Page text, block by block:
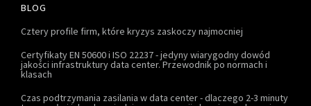
BLOG
Cztery profile firm, które kryzys zaskoczy najmocniej
Certyfikaty EN 50600 i ISO 22237 - jedyny wiarygodny dowód
jakości infrastruktury data center. Przewodnik po normach i
klasach
Czas podtrzymania zasilania w data center - dlaczego 2-3 minuty